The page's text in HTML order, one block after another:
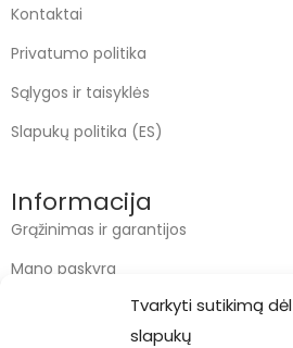
Tvarkyti sutikimą dėl
slapukų
Kontaktai
Privatumo politika
Sąlygos ir taisyklės
Slapukų politika (ES)
Informacija
Grąžinimas ir garantijos
Mano paskyra